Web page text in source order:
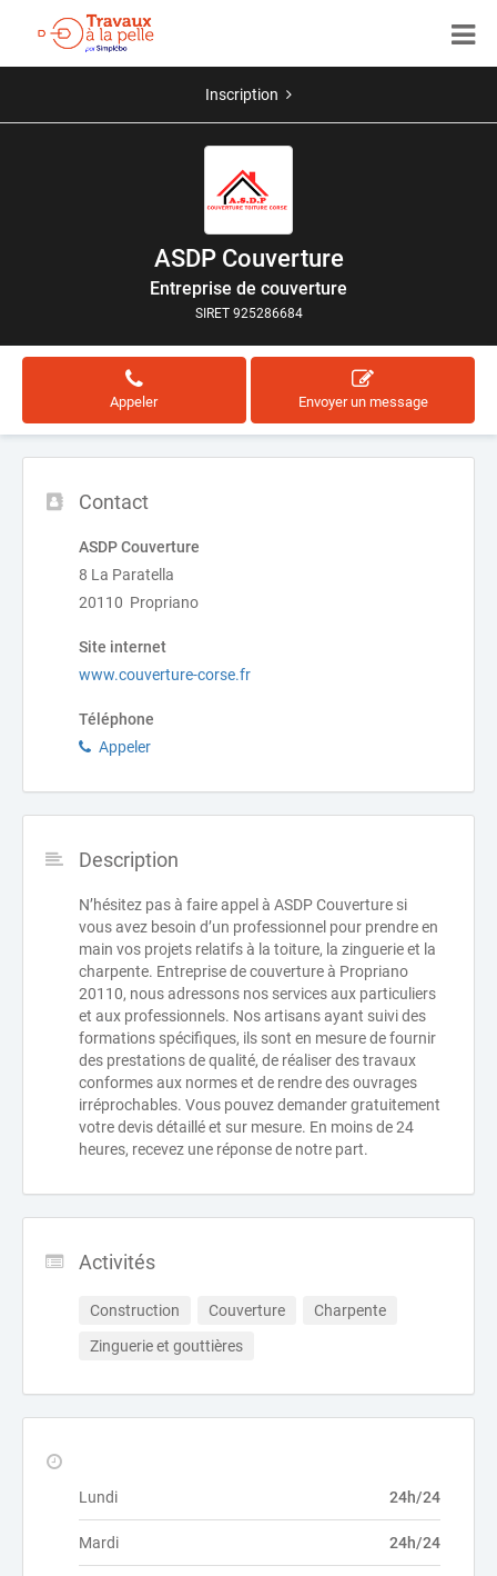
Inscription
ASDP Couverture
Entreprise de couverture
SIRET 925286684
Appeler Envoyer un message
Contact
ASDP Couverture
8 La Paratella
20110 Propriano
Site internet
www.couverture-corse.fr
Téléphone
Appeler
Description
N’hésitez pas à faire appel à ASDP Couverture si
vous avez besoin d’un professionnel pour prendre en
main vos projets relatifs à la toiture, la zinguerie et la
charpente. Entreprise de couverture à Propriano
20110, nous adressons nos services aux particuliers
et aux professionnels. Nos artisans ayant suivi des
formations spécifiques, ils sont en mesure de fournir
des prestations de qualité, de réaliser des travaux
conformes aux normes et de rendre des ouvrages
irréprochables. Vous pouvez demander gratuitement
votre devis détaillé et sur mesure. En moins de 24
heures, recevez une réponse de notre part.
Activités
Construction Couverture
Charpente
Zinguerie et gouttières
Lundi 24h/24
Mardi 24h/24